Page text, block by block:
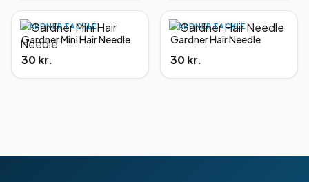
GARDNER TACKLE
Gardner Mini Hair Needle
30 kr.
GARDNER TACKLE
Gardner Hair Needle
30 kr.